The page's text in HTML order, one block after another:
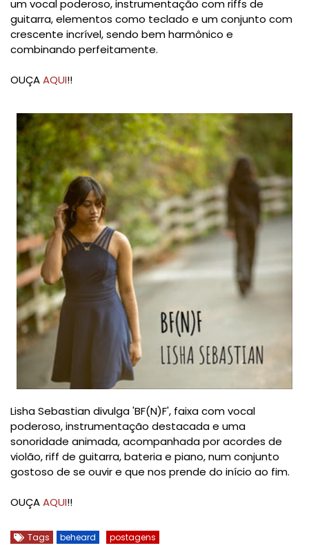
um vocal poderoso, instrumentação com riffs de
guitarra, elementos como teclado e um conjunto com
crescente incrível, sendo bem harmônico e
combinando perfeitamente.
OUÇAAQUI!!
Lisha Sebastian divulga 'BF(N)F', faixa com vocal
poderoso, instrumentação destacada e uma
sonoridade animada, acompanhada por acordes de
violão, riff de guitarra, bateria e piano, num conjunto
gostoso de se ouvir e que nos prende do início ao fim.
OUÇAAQUI!!
Tags beheard postagens